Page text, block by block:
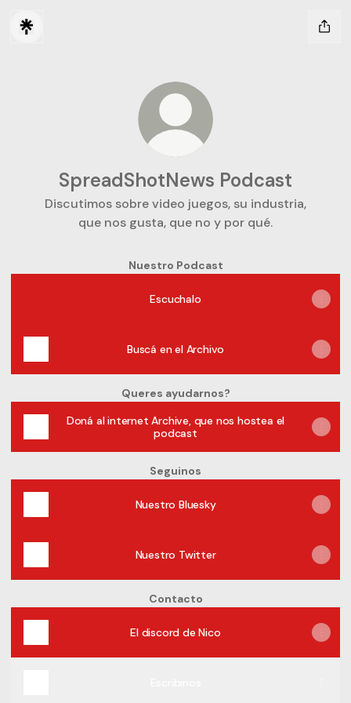
SpreadShotNews Podcast
Discutimos sobre video juegos, su industria,
que nos gusta, que no y por qué.
Nuestro Podcast
Escuchalo
Buscá en el Archivo
Queres ayudarnos?
Doná al internet Archive, que nos hostea el
podcast
Seguinos
Nuestro Bluesky
Nuestro Twitter
Contacto
El discord de Nico